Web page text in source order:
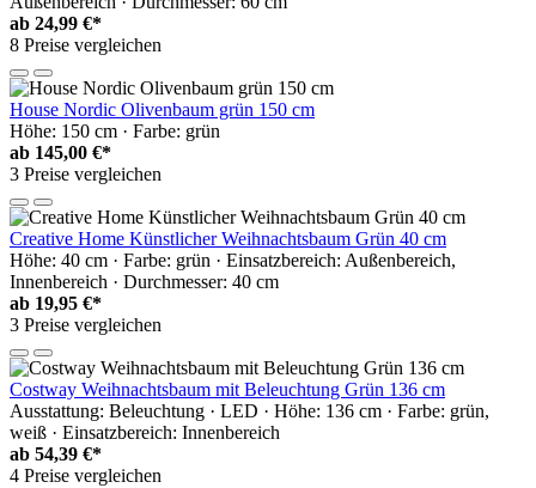
ab 24,99 €*
8 Preise vergleichen
House Nordic Olivenbaum grün 150 cm
Höhe: 150 cm · Farbe: grün
ab 145,00 €*
3 Preise vergleichen
Creative Home Künstlicher Weihnachtsbaum Grün 40 cm
Höhe: 40 cm · Farbe: grün · Einsatzbereich: Außenbereich,
Innenbereich · Durchmesser: 40 cm
ab 19,95 €*
3 Preise vergleichen
Costway Weihnachtsbaum mit Beleuchtung Grün 136 cm
Ausstattung: Beleuchtung · LED · Höhe: 136 cm · Farbe: grün,
weiß · Einsatzbereich: Innenbereich
ab 54,39 €*
4 Preise vergleichen